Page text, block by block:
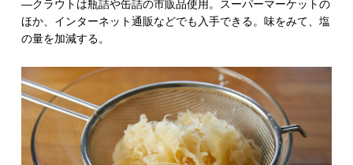
―クラウトは瓶詰や缶詰の市販品使用。スーパーマーケットの
ほか、インターネット通販などでも入手できる。味をみて、塩
の量を加減する。